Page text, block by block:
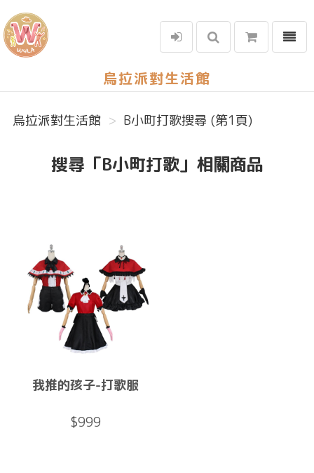
烏拉派對生活館
選單
烏拉派對生活館 B小町打歌搜尋 (第1頁)
搜尋「B小町打歌」相關商品
我推的孩子-打歌服
$999